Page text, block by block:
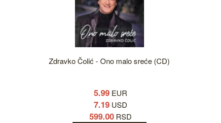
Zdravko Čolić - Ono malo sreće (CD)
5.99 EUR
7.19 USD
599.00 RSD